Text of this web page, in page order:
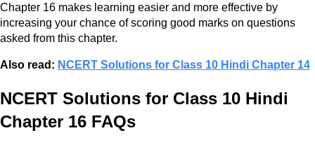
Chapter 16 makes learning easier and more effective by
increasing your chance of scoring good marks on questions
asked from this chapter.
Also read: NCERT Solutions for Class 10 Hindi Chapter 14
NCERT Solutions for Class 10 Hindi
Chapter 16 FAQs